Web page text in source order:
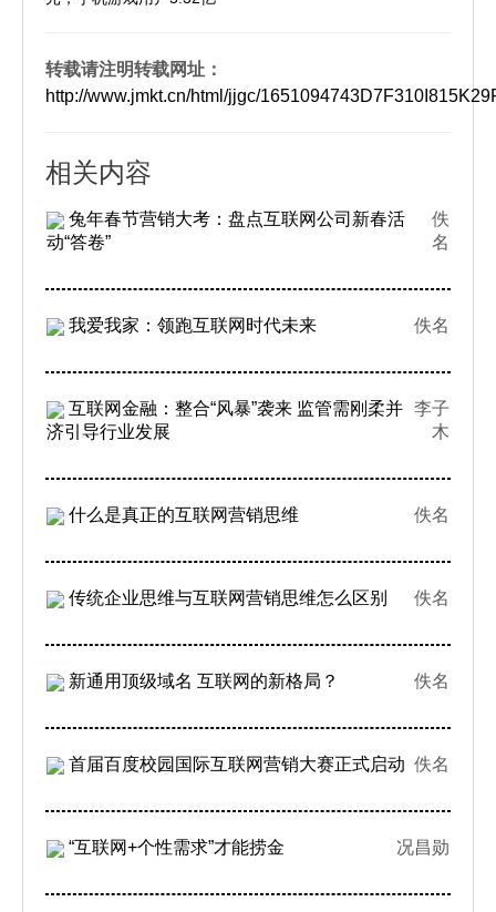
转载请注明转载网址：
http://www.jmkt.cn/html/jjgc/
相关内容
兔年春节营销大考：盘点互联网公司新春活
动“答卷”
佚
名
我爱我家：领跑互联网时代未来 佚名
互联网金融：整合“风暴”袭来 监管需刚柔并
济引导行业发展
李子
木
什么是真正的互联网营销思维 佚名
传统企业思维与互联网营销思维怎么区别 佚名
新通用顶级域名 互联网的新格局？ 佚名
首届百度校园国际互联网营销大赛正式启动 佚名
“互联网+个性需求”才能捞金 况昌勋